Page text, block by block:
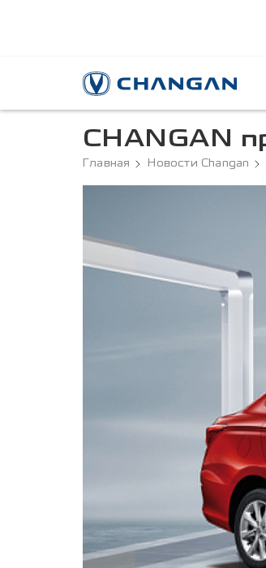
CHANGAN
Главная Новости Changan